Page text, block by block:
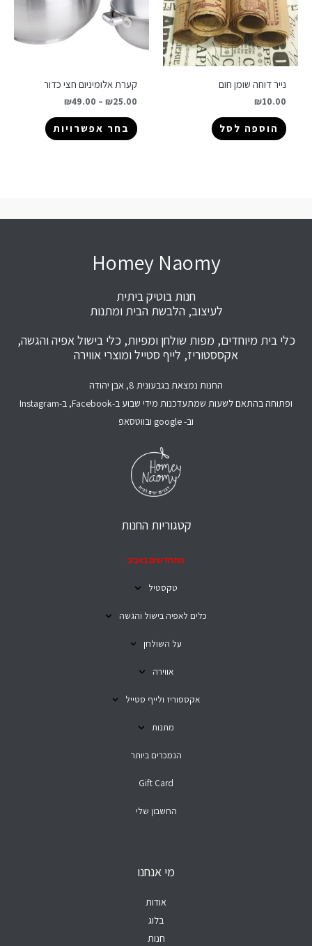
נייר דוחה שומן חום
₪10.00
הוספה לסל
קערת אלומיניום חצי כדור
₪25.00
–
₪49.00
בחר אפשרויות
Homey Naomy
חנות בוטיק ביתית
לעיצוב, הלבשת הבית ומתנות
כלי בית מיוחדים, מפות שולחן ומפיות, כלי בישול אפיה והגשה,
אקססטוריז, לייף סטייל ומוצרי אווירה
החנות נמצאת בגבעונית 8, אבן יהודה
ופתוחה בהתאם לשעות שמתעדכנות מידי שבוע ב-Facebook, ב-Instagram
וב- google ובווטסאפ
קטגוריות החנות
מתחדשים באביב
טקסטיל
כלים לאפיה בישול והגשה
על השולחן
אווירה
אקססוריז ולייף סטייל
מתנות
הנמכרים ביותר
Gift Card
החשבון שלי
מי אנחנו
אודות
בלוג
חנות